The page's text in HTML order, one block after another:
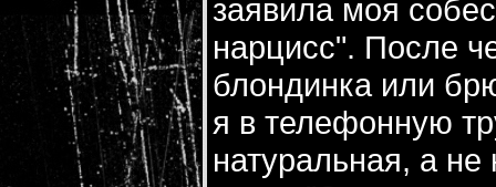
заявила моя
нарцисс". После
блондинка или
я в телефонную
натуральная, а